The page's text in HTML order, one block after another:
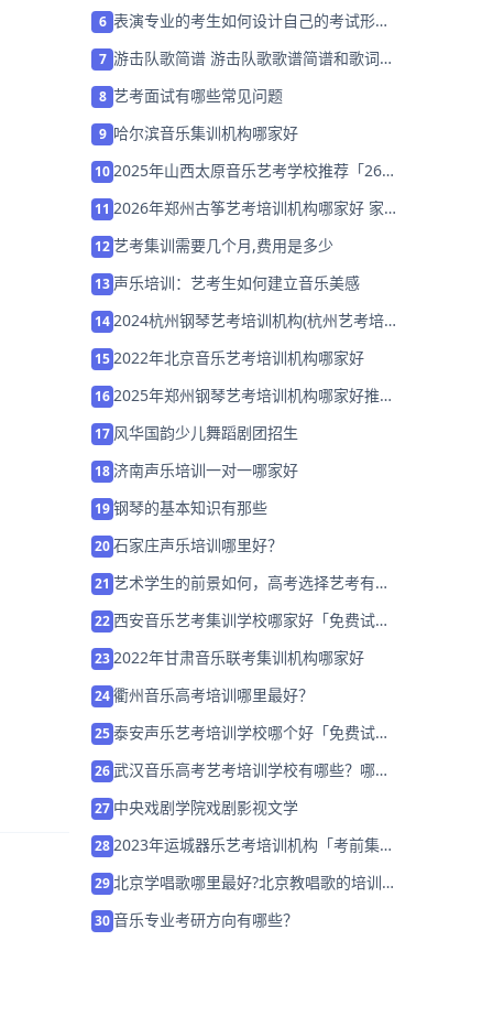
6 表演专业的考生如何设计自己的考试形
7 游击队歌简谱 游击队歌歌谱简谱和歌词完
8 艺考面试有哪些常见问题
9 哈尔滨音乐集训机构哪家好
102025年山西太原音乐艺考学校推荐「26
11 2026年郑州古筝艺考培训机构哪家好 家
12艺考集训需要几个月,费用是多少
13 声乐培训：艺考生如何建立音乐美感
142024杭州钢琴艺考培训机构(杭州艺考培
152022年北京音乐艺考培训机构哪家好
162025年郑州钢琴艺考培训机构哪家好推荐
17 风华国韵少儿舞蹈剧团招生
18 济南声乐培训一对一哪家好
19钢琴的基本知识有那些
20石家庄声乐培训哪里好？
21 艺术学生的前景如何，高考选择艺考有出
22西安音乐艺考集训学校哪家好「免费试
232022年甘肃音乐联考集训机构哪家好
24衢州音乐高考培训哪里最好？
25泰安声乐艺考培训学校哪个好「免费试
26武汉音乐高考艺考培训学校有哪些？哪个
27 中央戏剧学院戏剧影视文学
282023年运城器乐艺考培训机构「考前集训
29北京学唱歌哪里最好?北京教唱歌的培训
30音乐专业考研方向有哪些？